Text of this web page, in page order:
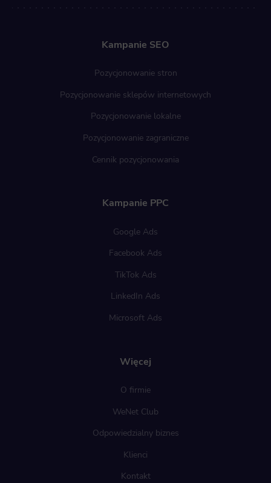
Kampanie SEO
Pozycjonowanie stron
Pozycjonowanie sklepów internetowych
Pozycjonowanie lokalne
Pozycjonowanie zagraniczne
Cennik pozycjonowania
Więcej
O firmie
WeNet Club
Odpowiedzialny biznes
Klienci
Kontakt
Kampanie PPC
Google Ads
Facebook Ads
TikTok Ads
LinkedIn Ads
Microsoft Ads